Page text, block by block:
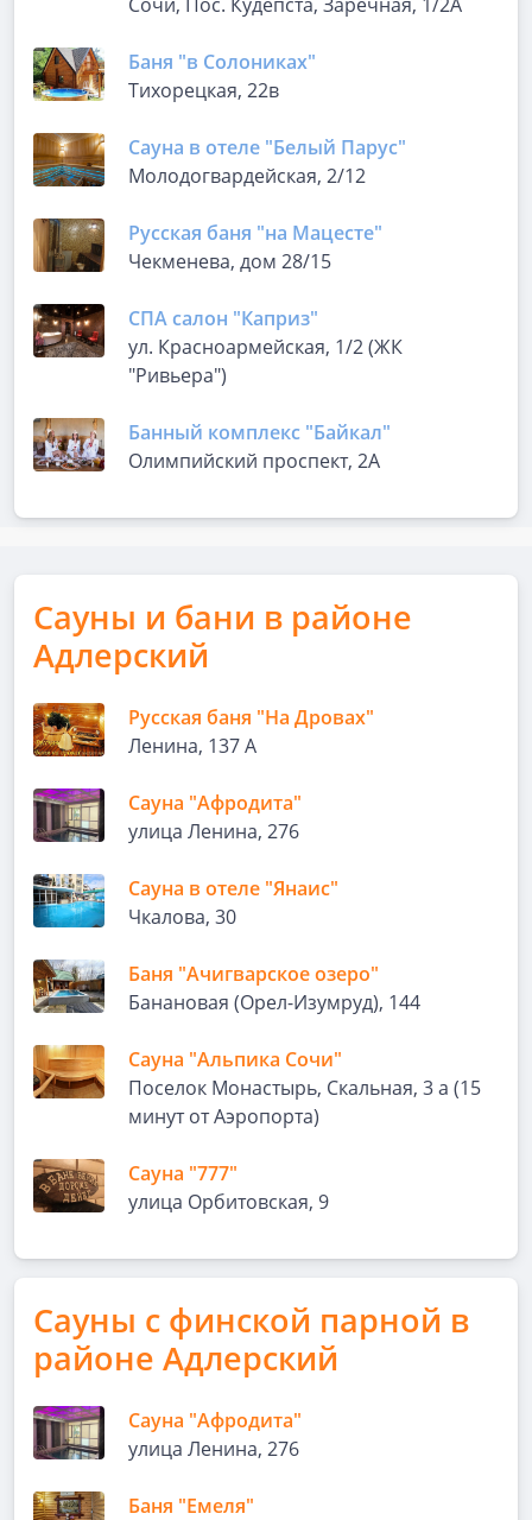
Баня "в Солониках"
Тихорецкая, 22в
Сауна в отеле "Белый Парус"
Молодогвардейская, 2/12
Русская баня "на Мацесте"
Чекменева, дом 28/15
СПА салон "Каприз"
ул. Красноармейская, 1/2 (ЖК
"Ривьера")
Банный комплекс "Байкал"
Олимпийский проспект, 2А
Сауны и бани в районе
Адлерский
Русская баня "На Дровах"
Ленина, 137 А
Сауна "Афродита"
улица Ленина, 276
Сауна в отеле "Янаис"
Чкалова, 30
Баня "Ачигварское озеро"
Банановая (Орел-Изумруд), 144
Сауна "Альпика Сочи"
Поселок Монастырь, Скальная, 3 а (15
минут от Аэропорта)
Сауна "777"
улица Орбитовская, 9
Сауны с финской парной в
районе Адлерский
Сауна "Афродита"
улица Ленина, 276
Баня "Емеля"